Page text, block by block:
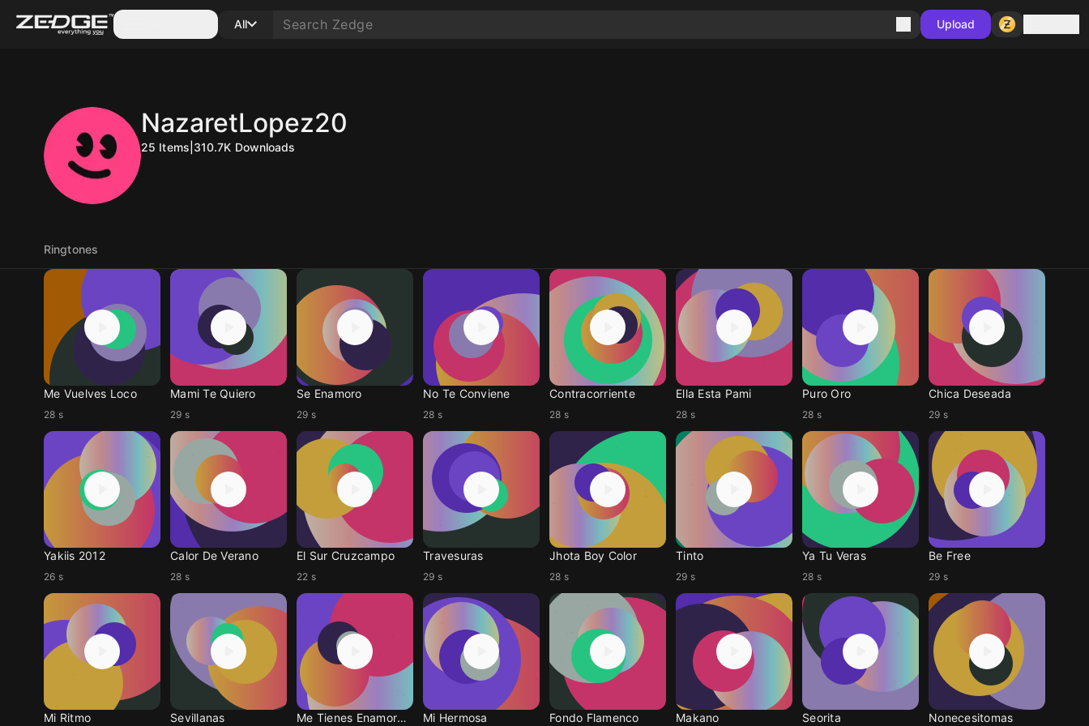
All Upload
NazaretLopez20
25 Items 310.7K Downloads
Ringtones
Me Vuelves Loco
28 s
Mami Te Quiero
29 s
Se Enamoro
29 s
No Te Conviene
28 s
Contracorriente
28 s
Ella Esta Pami
28 s
Puro Oro
28 s
Chica Deseada
29 s
Yakiis 2012
26 s
Calor De Verano
28 s
El Sur Cruzcampo
22 s
Travesuras
29 s
Jhota Boy Color
28 s
Tinto
29 s
Ya Tu Veras
28 s
Be Free
29 s
Mi Ritmo Sevillanas Me Tienes Enamorado Mi Hermosa Fondo Flamenco Makano Seorita Nonecesitomas